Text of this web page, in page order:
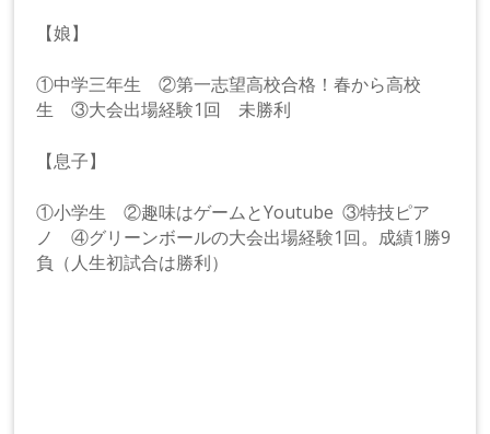
【娘】
①中学三年生 ②第一志望高校合格！春から高校
生 ③大会出場経験1回 未勝利
【息子】
①小学生 ②趣味はゲームとYoutube ③特技ピア
ノ ④グリーンボールの大会出場経験1回。成績1勝9
負（人生初試合は勝利）